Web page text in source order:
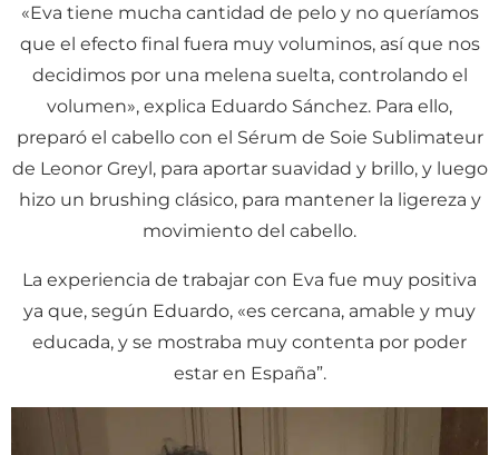
«Eva tiene mucha cantidad de pelo y no queríamos
que el efecto final fuera muy voluminos, así que nos
decidimos por una melena suelta, controlando el
volumen», explica Eduardo Sánchez. Para ello,
preparó el cabello con el Sérum de Soie Sublimateur
de Leonor Greyl, para aportar suavidad y brillo, y luego
hizo un brushing clásico, para mantener la ligereza y
movimiento del cabello.
La experiencia de trabajar con Eva fue muy positiva
ya que, según Eduardo, «es cercana, amable y muy
educada, y se mostraba muy contenta por poder
estar en España”.